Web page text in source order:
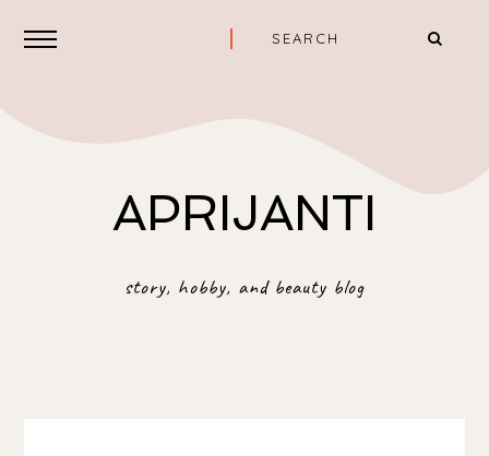
APRIJANTI
story, hobby, and beauty blog